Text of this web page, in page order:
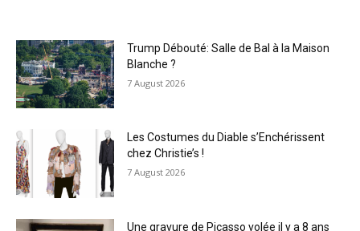
Trump Débouté: Salle de Bal à la Maison
Blanche ?
7 August 2026
Les Costumes du Diable s’Enchérissent
chez Christie’s !
7 August 2026
Une gravure de Picasso volée il y a 8 ans